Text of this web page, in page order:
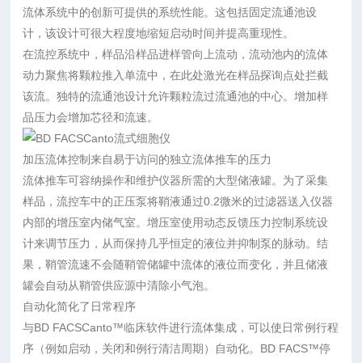
流体系统中的创新可提供的系统性能。这包括固定流通池设
计，该设计可很大程度地缩短启动时间并提高重现性。
在流控系统中，样品沿样品进样管向上流动，流动池内的流体
动力聚焦将颗粒推入单流中，在此处激光在样品探询点处拦截
该流。独特的流通池设计允许颗粒流过流通池的中心。增加样
品压力会增加芯径和流速。
加压流体控制来自易于访问的独立流体推车的压力
流体推车可容纳操作和维护仪器所需的大型储液罐。为了采集
样品，流控车中的正压泵将鞘液通过0.2微米的过滤器送入仪器
内部的增压室内储气室。增压室使用动态反馈压力控制系统设
计来调节压力，从而保持几乎恒定的液位并抑制泵的脉动。结
果，鞘管流速不会随鞘管储罐中流体的液位而变化，并且储液
罐会自动从鞘管供应源中清除小气泡。
自动化简化了日常程序
与BD FACSCanto™临床软件进行流体集成，可以使日常例行程
序（例如启动，关闭和例行清洁周期）自动化。BD FACS™停